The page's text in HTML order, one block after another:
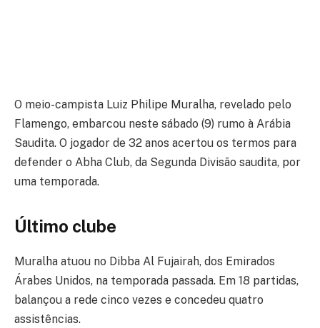
O meio-campista Luiz Philipe Muralha, revelado pelo
Flamengo, embarcou neste sábado (9) rumo à Arábia
Saudita. O jogador de 32 anos acertou os termos para
defender o Abha Club, da Segunda Divisão saudita, por
uma temporada.
Último clube
Muralha atuou no Dibba Al Fujairah, dos Emirados
Árabes Unidos, na temporada passada. Em 18 partidas,
balançou a rede cinco vezes e concedeu quatro
assistências.